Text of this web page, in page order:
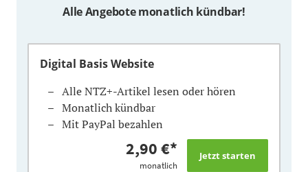
Alle Angebote monatlich kündbar!
Digital Basis Website
Alle NTZ+-Artikel lesen oder hören
Monatlich kündbar
Mit PayPal bezahlen
2,90 €*
monatlich